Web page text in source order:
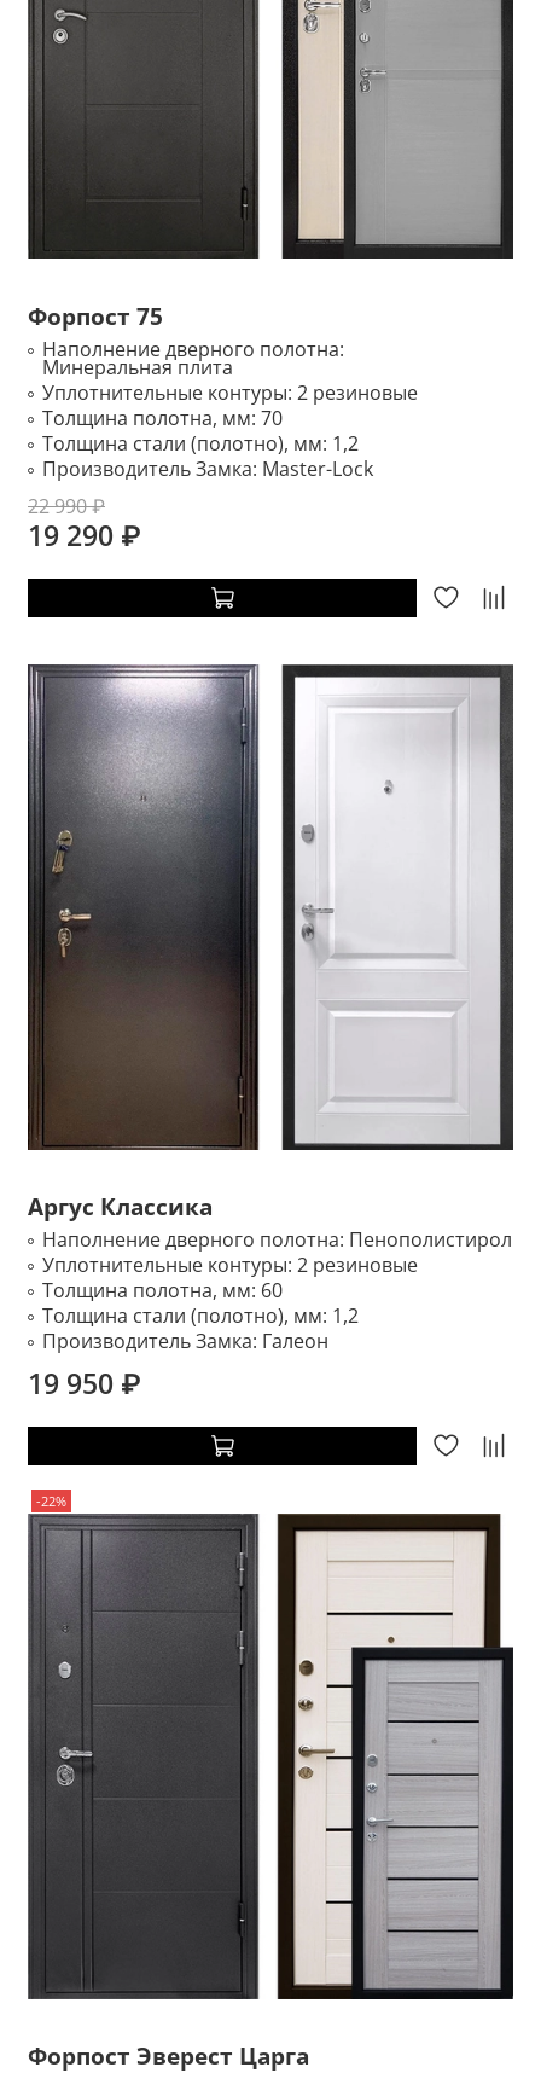
Форпост 75
Наполнение дверного полотна:
Минеральная плита
Уплотнительные контуры: 2 резиновые
Толщина полотна, мм: 70
Толщина стали (полотно), мм: 1,2
Производитель Замка: Master-Lock
22 990 ₽
19 290 ₽
Аргус Классика
Наполнение дверного полотна: Пенополистирол
Уплотнительные контуры: 2 резиновые
Толщина полотна, мм: 60
Толщина стали (полотно), мм: 1,2
Производитель Замка: Галеон
19 950 ₽
-22%
Форпост Эверест Царга